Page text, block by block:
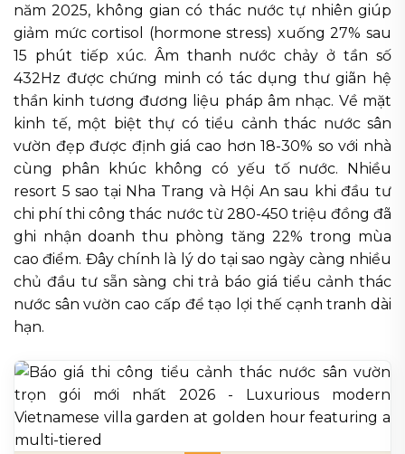
năm 2025, không gian có thác nước tự nhiên giúp
giảm mức cortisol (hormone stress) xuống 27% sau
15 phút tiếp xúc. Âm thanh nước chảy ở tần số
432Hz được chứng minh có tác dụng thư giãn hệ
thần kinh tương đương liệu pháp âm nhạc. Về mặt
kinh tế, một biệt thự có tiểu cảnh thác nước sân
vườn đẹp được định giá cao hơn 18-30% so với nhà
cùng phân khúc không có yếu tố nước. Nhiều
resort 5 sao tại Nha Trang và Hội An sau khi đầu tư
chi phí thi công thác nước từ 280-450 triệu đồng đã
ghi nhận doanh thu phòng tăng 22% trong mùa
cao điểm. Đây chính là lý do tại sao ngày càng nhiều
chủ đầu tư sẵn sàng chi trả báo giá tiểu cảnh thác
nước sân vườn cao cấp để tạo lợi thế cạnh tranh dài
hạn.